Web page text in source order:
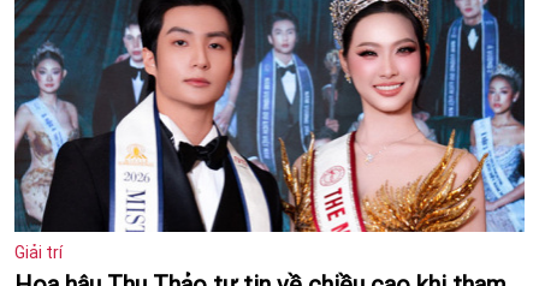
Giải trí